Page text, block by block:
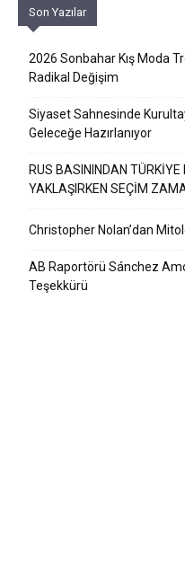
Son Yazılar
2026 Sonbahar Kış Moda
Radikal Değişim
Siyaset Sahnesinde
Geleceğe Hazırlanıyor
RUS BASININDAN TÜRKİYE
YAKLAŞIRKEN SEÇİM
Christopher Nolan’dan
AB Raportörü Sánchez
Teşekkürü